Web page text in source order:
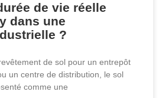
de vie réelle
dans une
?
de sol pour un entrepôt
un centre de distribution, le sol
comme une